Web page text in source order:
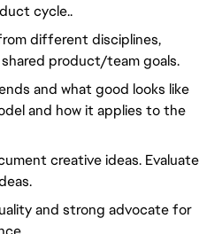
cycle..
different disciplines,
product/team goals.
and what good looks like
and how it applies to the
creative ideas. Evaluate
and strong advocate for